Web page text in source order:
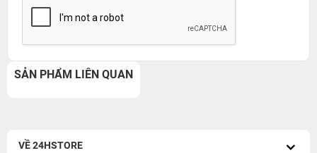
SẢN PHẨM LIÊN QUAN
VỀ 24HSTORE